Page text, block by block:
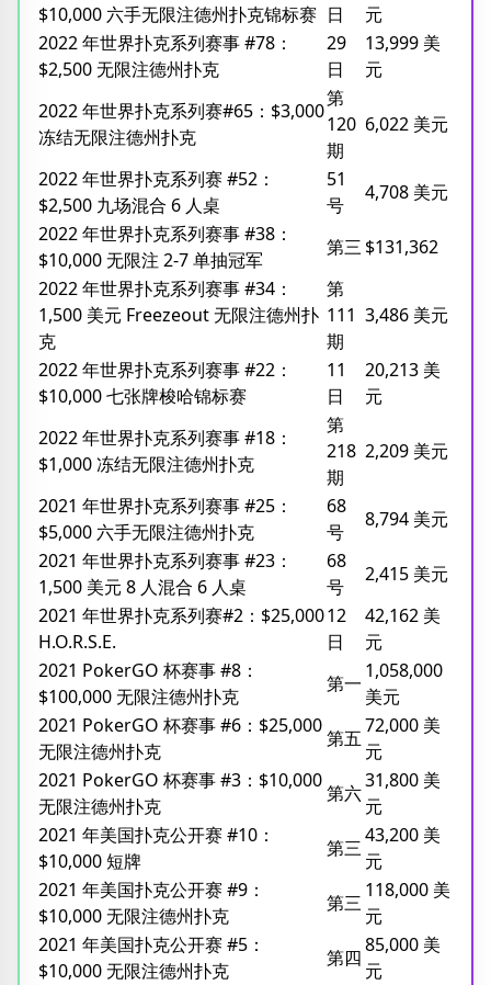
$10,000 六手无限注德州扑克锦标赛 日
元
2022 年世界扑克系列赛事 #78：
$2,500 无限注德州扑克
29
日
13,999 美
元
2022 年世界扑克系列赛#65：$3,000
冻结无限注德州扑克
第
120
期
6,022 美元
2022 年世界扑克系列赛 #52：
$2,500 九场混合 6 人桌
51
号
4,708 美元
2022 年世界扑克系列赛事 #38：
$10,000 无限注 2-7 单抽冠军
第三 $131,362
2022 年世界扑克系列赛事 #34：
1,500 美元 Freezeout 无限注德州扑
克
第
111
期
3,486 美元
2022 年世界扑克系列赛事 #22：
$10,000 七张牌梭哈锦标赛
11
日
20,213 美
元
2022 年世界扑克系列赛事 #18：
$1,000 冻结无限注德州扑克
第
218
期
2,209 美元
2021 年世界扑克系列赛事 #25：
$5,000 六手无限注德州扑克
68
号
8,794 美元
2021 年世界扑克系列赛事 #23：
1,500 美元 8 人混合 6 人桌
68
号
2,415 美元
2021 年世界扑克系列赛#2：$25,000
H.O.R.S.E.
12
日
42,162 美
元
2021 PokerGO 杯赛事 #8：
$100,000 无限注德州扑克
第一
1,058,000
美元
2021 PokerGO 杯赛事 #6：$25,000
无限注德州扑克
第五
72,000 美
元
2021 PokerGO 杯赛事 #3：$10,000
无限注德州扑克
第六
31,800 美
元
2021 年美国扑克公开赛 #10：
$10,000 短牌
第三
43,200 美
元
2021 年美国扑克公开赛 #9：
$10,000 无限注德州扑克
第三
118,000 美
元
2021 年美国扑克公开赛 #5：
$10,000 无限注德州扑克
第四
85,000 美
元